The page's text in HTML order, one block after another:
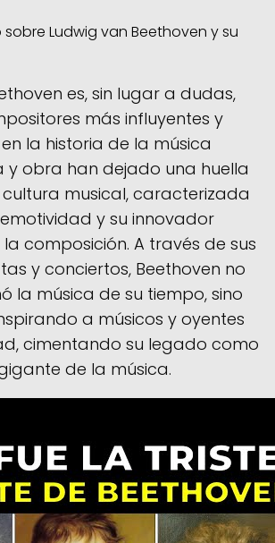
es, sin lugar a dudas,
más influyentes y
la historia de la música
y obra han dejado una huella
musical, caracterizada
y su innovador
composición. A través de sus
y conciertos, Beethoven no
la música de su tiempo, sino
a músicos y oyentes
cimentando su legado como
de la música.